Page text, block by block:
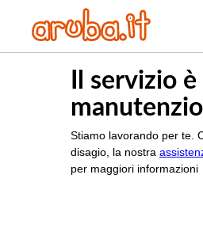
Il servizio
Stiamo lavorando per te.
disagio, la nostra
per maggiori informazioni